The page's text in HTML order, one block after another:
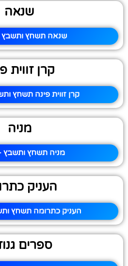
שנאה
שנאה תשחץ ותשבץ
קרן זווית
קרן זווית פינה תשחץ
מניה
מניה תשחץ ותשבץ
העניק
העניק כתרומה תשחץ
ספרים